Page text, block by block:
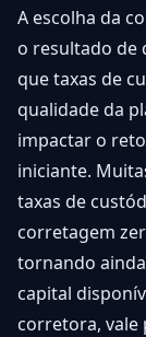
A escolha da
o resultado de
que taxas de
qualidade da
impactar o
iniciante.
taxas de
corretagem
tornando
capital
corretora, vale